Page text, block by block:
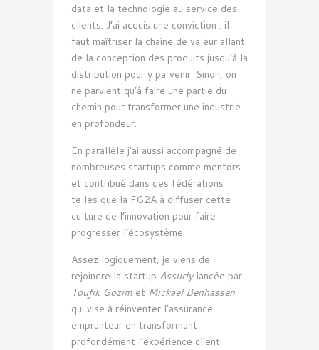
data et la technologie au service des
clients. J’ai acquis une conviction : il
faut maîtriser la chaîne de valeur allant
de la conception des produits jusqu’à la
distribution pour y parvenir. Sinon, on
ne parvient qu’à faire une partie du
chemin pour transformer une industrie
en profondeur.
En parallèle j’ai aussi accompagné de
nombreuses startups comme mentors
et contribué dans des fédérations
telles que la FG2A à diffuser cette
culture de l’innovation pour faire
progresser l’écosystème.
Assez logiquement, je viens de
rejoindre la startup Assurlylancée par
Toufik Gozim et Mickael Benhassen
qui vise à réinventer l’assurance
emprunteur en transformant
profondément l’expérience client.